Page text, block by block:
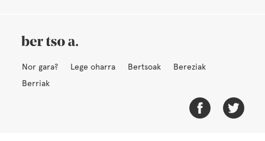
Nor gara? Lege oharra Bertsoak
Bereziak
Berriak